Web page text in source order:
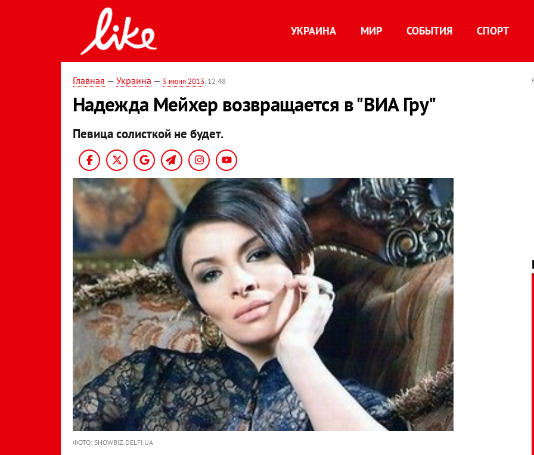
УКРАИНА МИР СОБЫТИЯ СПОРТ
Главная — Украина — 5 июня 2013, 12:48
Надежда Мейхер возвращается в "ВИА Гру"
Певица солисткой не будет.
ФОТО: SHOWBIZ.DELFI.UA